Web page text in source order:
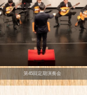
第45回定期演奏会